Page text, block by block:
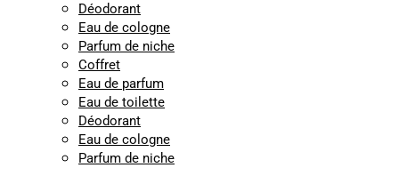
Déodorant
Eau de cologne
Parfum de niche
Coffret
Eau de parfum
Eau de toilette
Déodorant
Eau de cologne
Parfum de niche